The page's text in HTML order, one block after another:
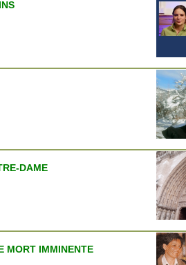
DAME
MORT IMMINENTE